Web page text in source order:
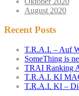
August 2020
Recent Posts
T.R.A.I. – Auf
SomeThing is
TRAI Ranking
T.R.A.I. KI
T.R.A.I. KI –